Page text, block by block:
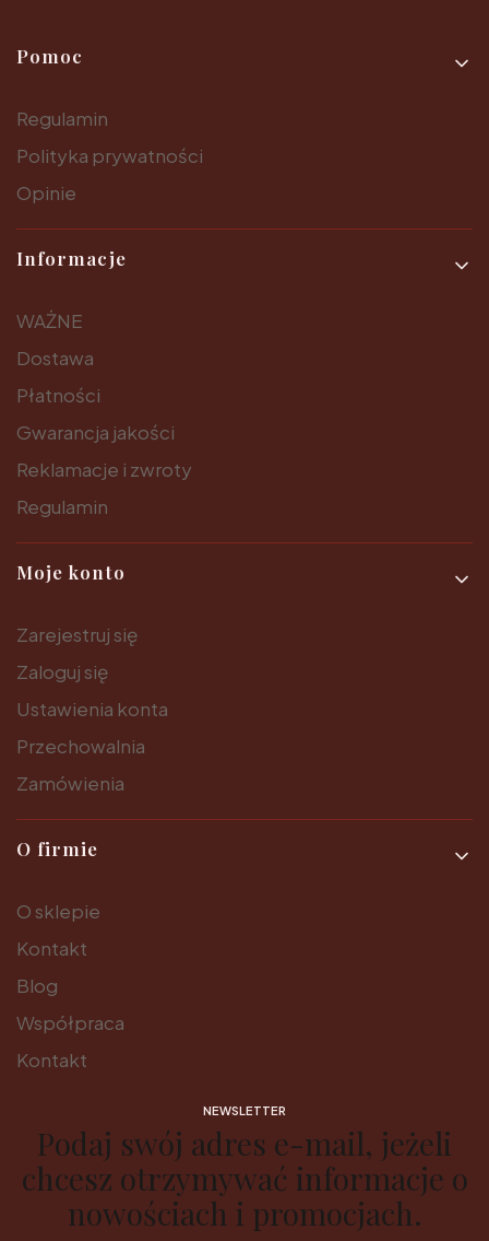
Linki w stopce
Pomoc
Regulamin
Polityka prywatności
Opinie
Informacje
WAŻNE
Dostawa
Płatności
Gwarancja jakości
Reklamacje i zwroty
Regulamin
Moje konto
Zarejestruj się
Zaloguj się
Ustawienia konta
Przechowalnia
Zamówienia
O firmie
O sklepie
Kontakt
Blog
Współpraca
Kontakt
NEWSLETTER
Podaj swój adres e-mail, jeżeli
chcesz otrzymywać informacje o
nowościach i promocjach.